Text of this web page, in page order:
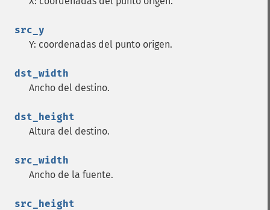
src_y
Y: coordenadas del punto origen.
dst_width
Ancho del destino.
dst_height
Altura del destino.
src_width
Ancho de la fuente.
src_height